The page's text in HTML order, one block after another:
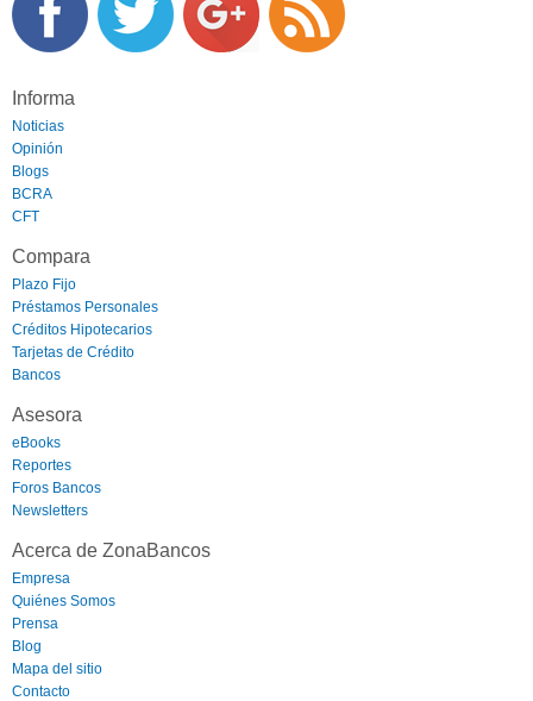
Informa
Noticias
Opinión
Blogs
BCRA
CFT
Compara
Plazo Fijo
Préstamos Personales
Créditos Hipotecarios
Tarjetas de Crédito
Bancos
Asesora
eBooks
Reportes
Foros Bancos
Newsletters
Acerca de ZonaBancos
Empresa
Quiénes Somos
Prensa
Blog
Mapa del sitio
Contacto